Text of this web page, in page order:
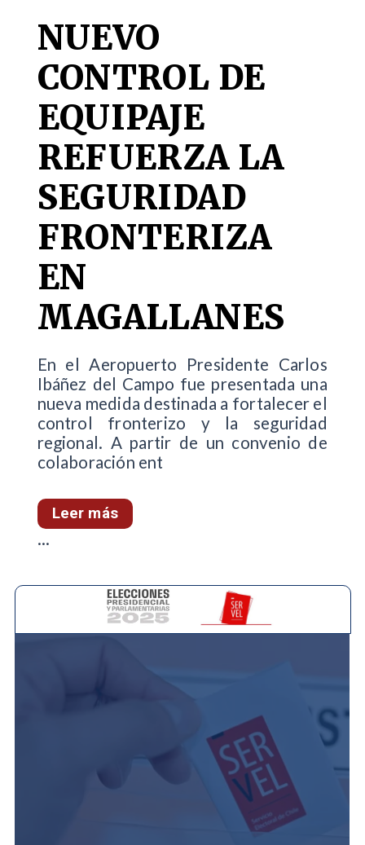
NUEVO
CONTROL DE
EQUIPAJE
REFUERZA LA
SEGURIDAD
FRONTERIZA
EN
MAGALLANES
En el Aeropuerto Presidente Carlos
Ibáñez del Campo fue presentada una
nueva medida destinada a fortalecer el
control fronterizo y la seguridad
regional. A partir de un convenio de
colaboración ent
Leer más
...